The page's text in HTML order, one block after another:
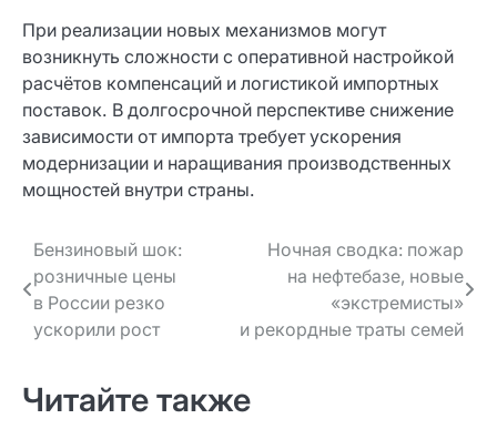
При реализации новых механизмов могут
возникнуть сложности с оперативной настройкой
расчётов компенсаций и логистикой импортных
поставок. В долгосрочной перспективе снижение
зависимости от импорта требует ускорения
модернизации и наращивания производственных
мощностей внутри страны.
Навигация
по записям
Бензиновый шок:
розничные цены
в России резко
ускорили рост
Ночная сводка: пожар
на нефтебазе, новые
«экстремисты»
и рекордные траты семей
Читайте также